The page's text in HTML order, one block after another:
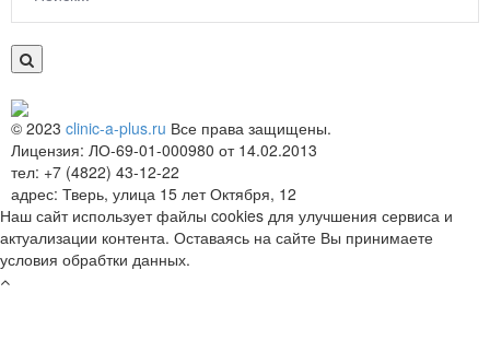
© 2023 clinic-a-plus.ru Все права защищены.
Лицензия: ЛО-69-01-000980 от 14.02.2013
тел: +7 (4822) 43-12-22
адрес: Тверь, улица 15 лет Октября, 12
Наш сайт использует файлы cookies для улучшения сервиса и
актуализации контента. Оставаясь на сайте Вы принимаете
условия обрабтки данных.